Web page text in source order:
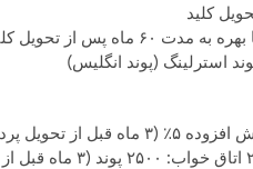
از تحویل پرداخت می‌شود)